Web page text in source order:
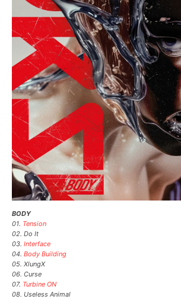
BODY
01. Tension
02. Do It
03. Interface
04. Body Building
05. XlungX
06. Curse
07. Turbine ON
08. Useless Animal